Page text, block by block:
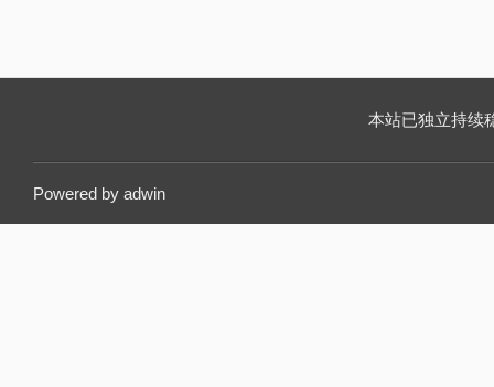
本站已独立持续
Powered by adwin